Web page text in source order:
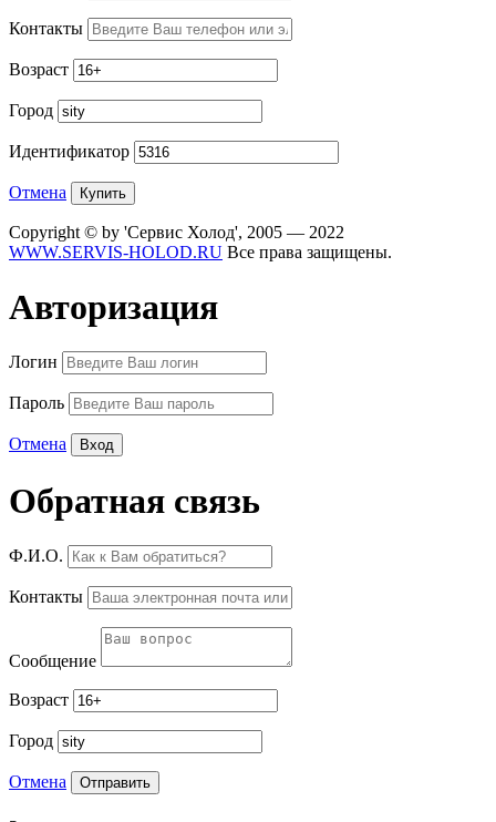
Контакты
Возраст
Город
Идентификатор
Отмена
Copyright © by 'Сервис Холод', 2005 — 2022
WWW.SERVIS-HOLOD.RU Все права защищены.
Авторизация
Логин
Пароль
Отмена
Обратная связь
Ф.И.О.
Контакты
Сообщение
Возраст
Город
Отмена